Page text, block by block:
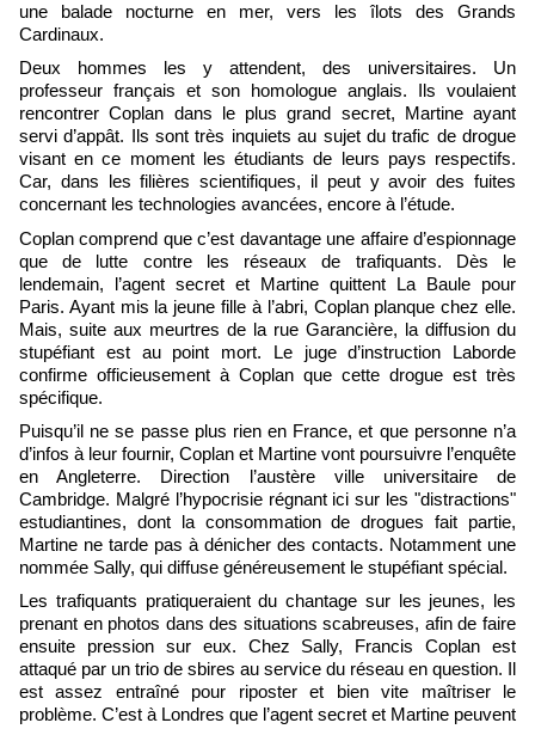
une balade nocturne en mer, vers les îlots des Grands
Cardinaux.
Deux hommes les y attendent, des universitaires. Un
professeur français et son homologue anglais. Ils voulaient
rencontrer Coplan dans le plus grand secret, Martine ayant
servi d’appât. Ils sont très inquiets au sujet du trafic de drogue
visant en ce moment les étudiants de leurs pays respectifs.
Car, dans les filières scientifiques, il peut y avoir des fuites
concernant les technologies avancées, encore à l’étude.
Coplan comprend que c’est davantage une affaire d’espionnage
que de lutte contre les réseaux de trafiquants. Dès le
lendemain, l’agent secret et Martine quittent La Baule pour
Paris. Ayant mis la jeune fille à l’abri, Coplan planque chez elle.
Mais, suite aux meurtres de la rue Garancière, la diffusion du
stupéfiant est au point mort. Le juge d’instruction Laborde
confirme officieusement à Coplan que cette drogue est très
spécifique.
Puisqu’il ne se passe plus rien en France, et que personne n’a
d’infos à leur fournir, Coplan et Martine vont poursuivre l’enquête
en Angleterre. Direction l’austère ville universitaire de
Cambridge. Malgré l’hypocrisie régnant ici sur les "distractions"
estudiantines, dont la consommation de drogues fait partie,
Martine ne tarde pas à dénicher des contacts. Notamment une
nommée Sally, qui diffuse généreusement le stupéfiant spécial.
Les trafiquants pratiqueraient du chantage sur les jeunes, les
prenant en photos dans des situations scabreuses, afin de faire
ensuite pression sur eux. Chez Sally, Francis Coplan est
attaqué par un trio de sbires au service du réseau en question. Il
est assez entraîné pour riposter et bien vite maîtriser le
problème. C’est à Londres que l’agent secret et Martine peuvent